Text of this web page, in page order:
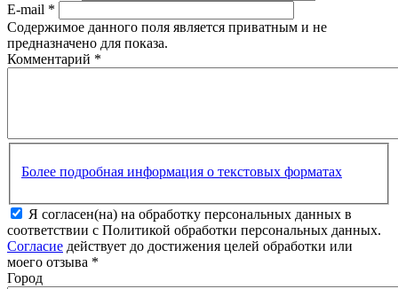
E-mail *
Содержимое данного поля является приватным и не
предназначено для показа.
Комментарий *
Более подробная информация о текстовых форматах
Я согласен(на) на обработку персональных данных в
соответствии с Политикой обработки персональных данных.
Согласие действует до достижения целей обработки или
моего отзыва *
Город